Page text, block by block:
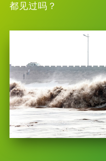
都见过吗？